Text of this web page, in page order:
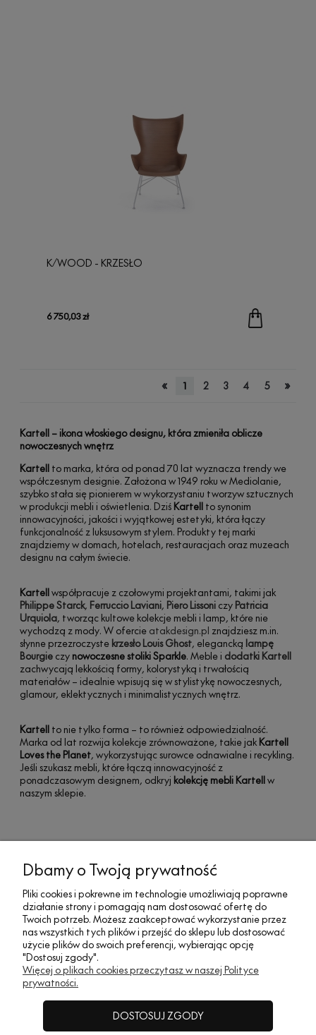
K/WOOD - KRZESŁO
6 750,03 zł
« 1 2 3 4 5 »
Kartell – ikona włoskiego designu, która zmieniła oblicze
nowoczesnych wnętrz
Kartell to marka, która od ponad 70 lat wyznacza trendy we
współczesnym designie. Założona w 1949 roku w Mediolanie,
szybko stała się pionierem w wykorzystaniu tworzyw sztucznych
w produkcji mebli i oświetlenia. Dziś Kartell to synonim
innowacyjności, jakości i wyjątkowej estetyki, która łączy
funkcjonalność z luksusowym stylem. Produkty tej marki
znajdziemy w domach, hotelach, restauracjach oraz muzeach
designu na całym świecie.
Kartellwspółpracuje z czołowymi projektantami, takimi jak
Philippe Starck, Ferruccio Laviani, Piero Lissoni czy Patricia
Urquiola, tworząc kultowe kolekcje mebli i lamp, które nie
wychodzą z mody. W ofercie atakdesign.pl znajdziesz m.in.
słynne przezroczyste krzesło Louis Ghost, elegancką lampę
Bourgie czy nowoczesne stoliki Sparkle. Meble i dodatki Kartell
zachwycają lekkością formy, kolorystyką i trwałością
materiałów – idealnie wpisują się w stylistykę nowoczesnych,
glamour, eklektycznych i minimalistycznych wnętrz.
Kartell to nie tylko forma – to również odpowiedzialność.
Marka od lat rozwija kolekcje zrównoważone, takie jak Kartell
Loves the Planet, wykorzystując surowce odnawialne i recykling.
Jeśli szukasz mebli, które łączą innowacyjność z
ponadczasowym designem, odkryj kolekcję mebli Kartellw
naszym sklepie.
MOJE KONTO
SOCIAL MEDIA
INFORMACJE
Dbamy o Twoją prywatność
Pliki cookies i pokrewne im technologie umożliwiają poprawne
działanie strony i pomagają nam dostosować ofertę do
Twoich potrzeb. Możesz zaakceptować wykorzystanie przez
nas wszystkich tych plików i przejść do sklepu lub dostosować
użycie plików do swoich preferencji, wybierając opcję
"Dostosuj zgody".
Więcej o plikach cookies przeczytasz w naszej Polityce
prywatności.
DOSTOSUJ ZGODY